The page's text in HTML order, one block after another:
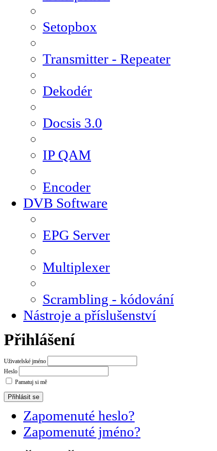
Setopbox
Transmitter - Repeater
Dekodér
Docsis 3.0
IP QAM
Encoder
DVB Software
EPG Server
Multiplexer
Scrambling - kódování
Nástroje a příslušenství
Přihlášení
Uživatelské jméno
Heslo
Pamatuj si mě
Zapomenuté heslo?
Zapomenuté jméno?